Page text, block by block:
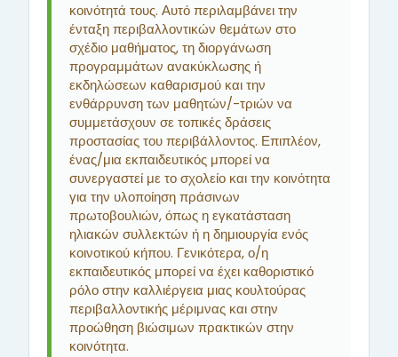
κοινότητά τους. Αυτό περιλαμβάνει την
ένταξη περιβαλλοντικών θεμάτων στο
σχέδιο μαθήματος, τη διοργάνωση
προγραμμάτων ανακύκλωσης ή
εκδηλώσεων καθαρισμού και την
ενθάρρυνση των μαθητών/-τριών να
συμμετάσχουν σε τοπικές δράσεις
προστασίας του περιβάλλοντος. Επιπλέον,
ένας/μια εκπαιδευτικός μπορεί να
συνεργαστεί με το σχολείο και την κοινότητα
για την υλοποίηση πράσινων
πρωτοβουλιών, όπως η εγκατάσταση
ηλιακών συλλεκτών ή η δημιουργία ενός
κοινοτικού κήπου. Γενικότερα, ο/η
εκπαιδευτικός μπορεί να έχει καθοριστικό
ρόλο στην καλλιέργεια μιας κουλτούρας
περιβαλλοντικής μέριμνας και στην
προώθηση βιώσιμων πρακτικών στην
κοινότητα.